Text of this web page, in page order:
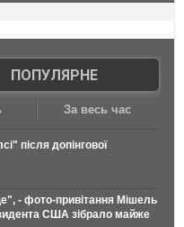
ПОПУЛЯРНЕ
За весь час
після допінгової
- фото-привітання Мішель
США зібрало майже